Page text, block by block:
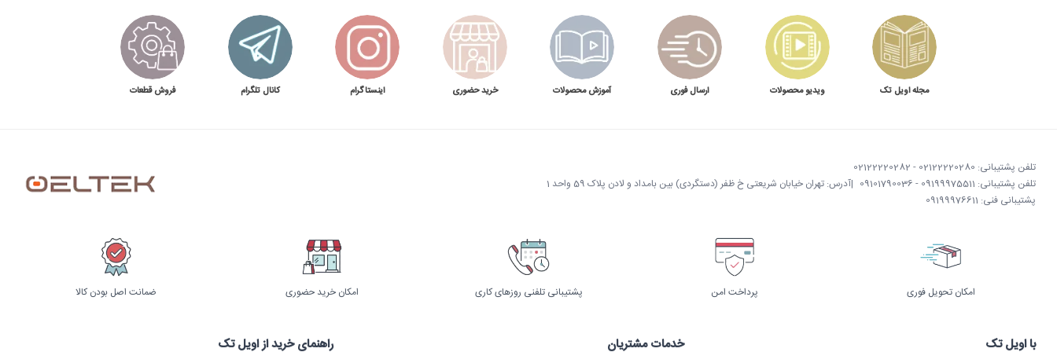
نگهداری، رسوب‌گیری و نظافت بویلر
تجمع رسوب روی المنت یا داخل مسیر آب می‌تواند زمان گرم شدن را افزایش دهد و جریان خروجی را کم کند. برنامه نگهداری باید شامل تعویض فیلتر، کنترل شیر و اتصالات، بررسی نشتی و نظافت بدنه باشد. اگر دستگاه دیر گرم
می‌شود، دما پایدار نیست یا نشتی دارد، آن را زودتر بررسی کنید. توضیحات بیشتر در مقاله
خرابی‌های رایج بویلر آب جوشدر دسترس است. زمان رسوب‌گیری به سختی آب و حجم مصرف بستگی دارد.
مجله اویل تک ویدیو محصولات ارسال فوری آموزش محصولات خرید حضوری اینستاگرام کانال تلگرام فروش قطعات
تلفن پشتیبانی: 02122220280 - 02122220282
تلفن پشتیبانی: 09199975511 - 09101790036
پشتیبانی فنی: 09199976611
|آدرس: تهران خیابان شریعتی خ ظفر (دستگردی) بین بامداد و لادن پلاک 59 واحد 1
امکان تحویل فوری پرداخت امن پشتیبانی تلفنی روزهای کاری امکان خرید حضوری ضمانت اصل بودن کالا
با اویل تک خدمات مشتریان راهنمای خرید از اویل تک